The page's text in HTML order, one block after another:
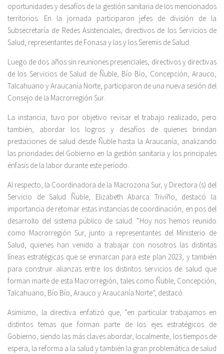
oportunidades y desafíos de la gestión sanitaria de los mencionados
territorios. En la jornada participaron jefes de división de la
Subsecretaría de Redes Asistenciales, directivos de los Servicios de
Salud, representantes de Fonasa y las y los Seremis de Salud.
Luego de dos años sin reuniones presenciales, directivos y directivas
de los Servicios de Salud de Ñuble, Bío Bío, Concepción, Arauco,
Talcahuano y Araucanía Norte, participaron de una nueva sesión del
Consejo de la Macrorregión Sur.
La instancia, tuvo por objetivo revisar el trabajo realizado, pero
también, abordar los logros y desafíos de quienes brindan
prestaciones de salud desde Ñuble hasta la Araucanía, analizando
las prioridades del Gobierno en la gestión sanitaria y los principales
énfasis de la labor durante este período.
Al respecto, la Coordinadora de la Macrozona Sur, y Directora (s) del
Servicio de Salud Ñuble, Elizabeth Abarca Triviño, destacó la
importancia de retomar estas instancias de coordinación, en pos del
desarrollo del sistema público de salud. “Hoy nos hemos reunido
como Macrorregión Sur, junto a representantes del Ministerio de
Salud, quienes han venido a trabajar con nosotros las distintas
líneas estratégicas que se enmarcan para este plan 2023, y también
para construir alianzas entre los distintos servicios de salud que
forman marte de esta Macrorregión, tales como Ñuble, Concepción,
Talcahuano, Bío Bío, Arauco y Araucanía Norte”, destacó.
Asimismo, la directiva enfatizó que, “en particular trabajamos en
distintos temas que forman parte de los ejes estratégicos de
Gobierno, siendo las más claves abordar, localmente, los tiempos de
espera, la reforma a la salud y también la gran problemática de salud